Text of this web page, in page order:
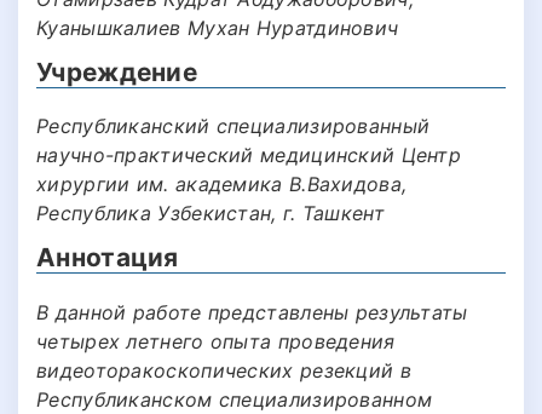
Куанышкалиев Мухан Нуратдинович
Учреждение
Республиканский специализированный
научно-практический медицинский Центр
хирургии им. академика В.Вахидова,
Республика Узбекистан, г. Ташкент
Аннотация
В данной работе представлены результаты
четырех летнего опыта проведения
видеоторакоскопических резекций в
Республиканском специализированном